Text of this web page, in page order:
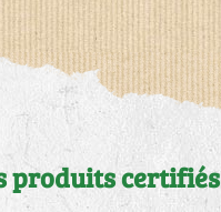
produits certifiés